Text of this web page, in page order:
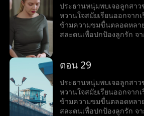
ประธานหนุ่มพบเจอลูกสา
หวานใจสมัยเรียนออกจาก
ข้ามความขมขื่นตลอดหลา
สละตนเพื่อปกป้องลูกรัก จ
ตอน 29
ประธานหนุ่มพบเจอลูกสา
หวานใจสมัยเรียนออกจาก
ข้ามความขมขื่นตลอดหลา
สละตนเพื่อปกป้องลูกรัก จ